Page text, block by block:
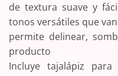
de textura suave y
tonos versátiles que
permite delinear,
producto
Incluye tajalápiz